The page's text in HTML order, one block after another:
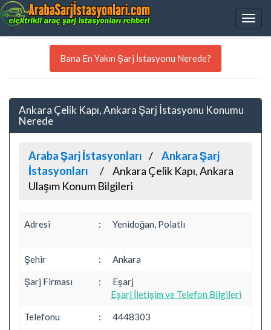
Bana En Yakın Şarj İstasyonu Nerede?
Ankara Çelik Kapı, Ankara Şarj İstasyonu Konumu
Nerede
Araba Şarj İstasyonları
Ankara Şarj
İstasyonları
Ankara Çelik Kapı, Ankara
Ulaşım Konum Bilgileri
Adresi : Yenidoğan, Polatlı
Şehir : Ankara
Şarj Firması :
Eşarj
Eşarj İletişim ve Telefon Bilgileri
Telefonu : 4448303